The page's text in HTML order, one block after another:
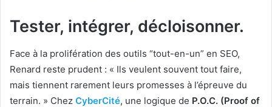
Tester, intégrer, décloisonner.
Face à la prolifération des outils “tout-en-un” en SEO,
Renard reste prudent : « Ils veulent souvent tout faire,
mais tiennent rarement leurs promesses à l’épreuve du
terrain. » Chez CyberCité, une logique de P.O.C. (Proof of